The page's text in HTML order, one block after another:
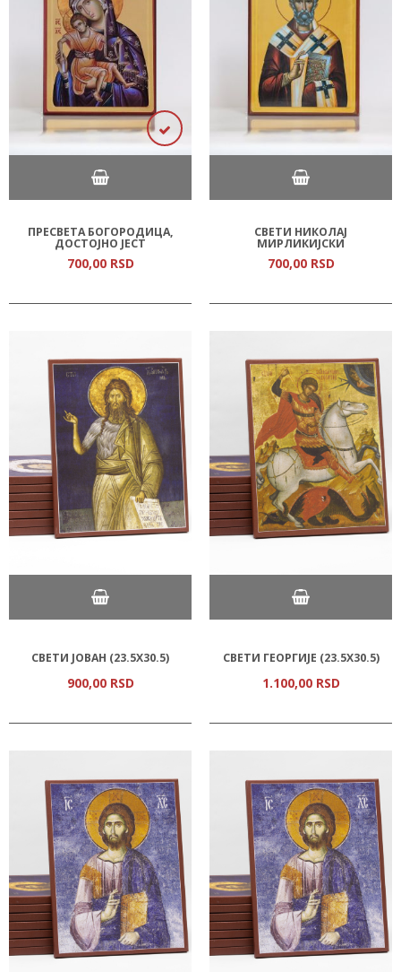
ПРЕСВЕТА БОГОРОДИЦА,
ДОСТОЈНО ЈЕСТ
700,00 RSD
СВЕТИ НИКОЛАЈ
МИРЛИКИЈСКИ
700,00 RSD
СВЕТИ ЈОВАН (23.5Х30.5)
900,00 RSD
СВЕТИ ГЕОРГИЈЕ (23.5Х30.5)
1.100,00 RSD